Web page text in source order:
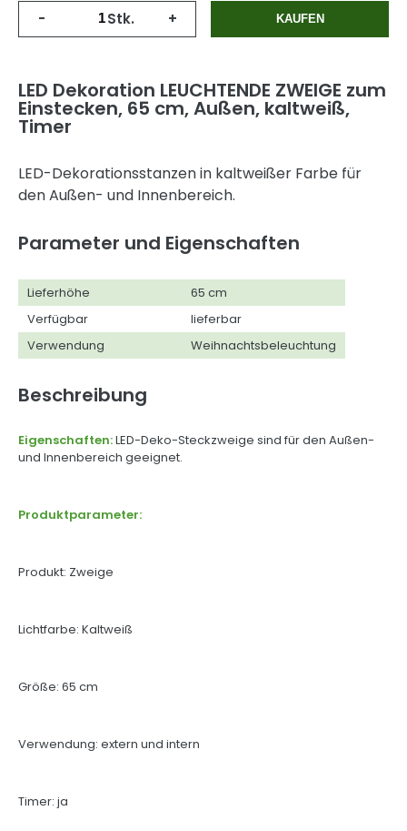
- Stk. + KAUFEN
LED Dekoration LEUCHTENDE ZWEIGE zum
Einstecken, 65 cm, Außen, kaltweiß,
Timer
LED-Dekorationsstanzen in kaltweißer Farbe für
den Außen- und Innenbereich.
Parameter und Eigenschaften
Lieferhöhe
65 cm
Verfügbar
lieferbar
Verwendung
Weihnachtsbeleuchtung
Beschreibung
Eigenschaften:LED-Deko-Steckzweige sind für den Außen-
und Innenbereich geeignet.
Produktparameter:
Produkt: Zweige
Lichtfarbe: Kaltweiß
Größe: 65 cm
Verwendung: extern und intern
Timer: ja